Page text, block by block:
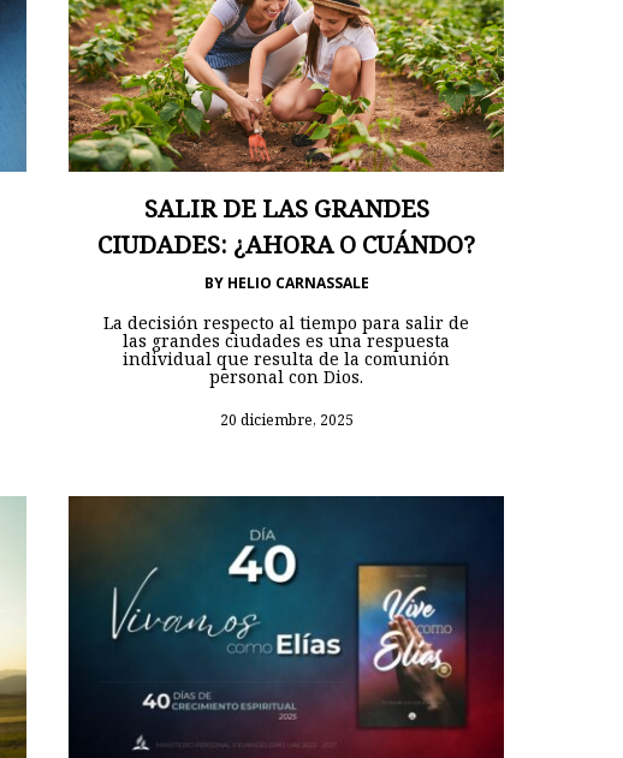
SALIR DE LAS GRANDES
CIUDADES: ¿AHORA O CUÁNDO?
BY HELIO CARNASSALE
La decisión respecto al tiempo para salir de
las grandes ciudades es una respuesta
individual que resulta de la comunión
personal con Dios.
20 diciembre, 2025